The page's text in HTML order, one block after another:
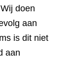
doen
aan
is dit niet
aan